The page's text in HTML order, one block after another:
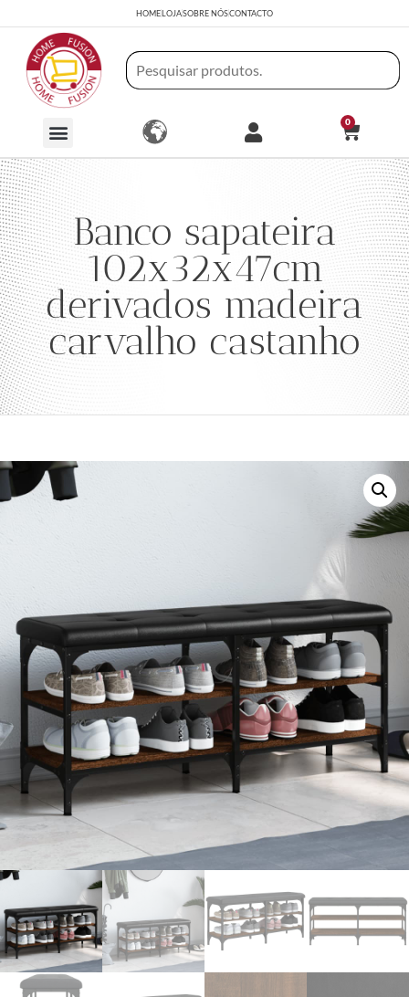
HOMELOJASOBRE NÓSCONTACTO
0
Banco sapateira
102x32x47cm
derivados madeira
carvalho castanho